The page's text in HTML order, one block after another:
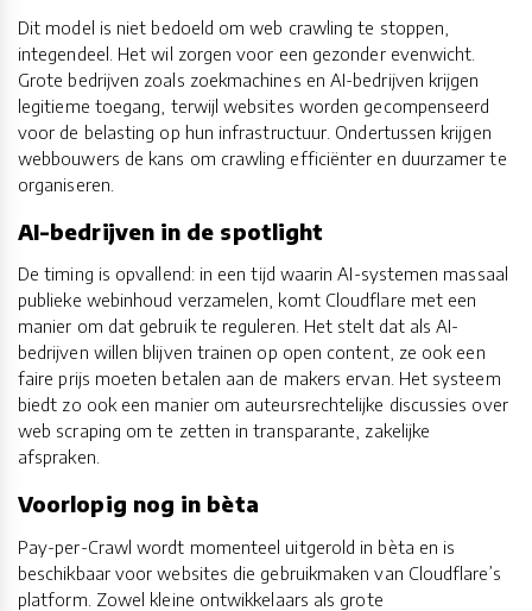
Dit model is niet bedoeld om web crawling te stoppen,
integendeel. Het wil zorgen voor een gezonder evenwicht.
Grote bedrijven zoals zoekmachines en AI-bedrijven krijgen
legitieme toegang, terwijl websites worden gecompenseerd
voor de belasting op hun infrastructuur. Ondertussen krijgen
webbouwers de kans om crawling efficiënter en duurzamer te
organiseren.
AI-bedrijven in de spotlight
De timing is opvallend: in een tijd waarin AI-systemen massaal
publieke webinhoud verzamelen, komt Cloudflare met een
manier om dat gebruik te reguleren. Het stelt dat als AI-
bedrijven willen blijven trainen op open content, ze ook een
faire prijs moeten betalen aan de makers ervan. Het systeem
biedt zo ook een manier om auteursrechtelijke discussies over
web scraping om te zetten in transparante, zakelijke
afspraken.
Voorlopig nog in bèta
Pay-per-Crawl wordt momenteel uitgerold in bèta en is
beschikbaar voor websites die gebruikmaken van Cloudflare’s
platform. Zowel kleine ontwikkelaars als grote